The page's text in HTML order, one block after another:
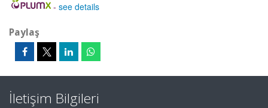
- see details
Paylaş
İletişim Bilgileri